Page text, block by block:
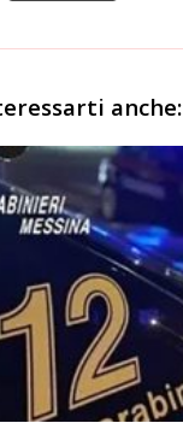
anche: